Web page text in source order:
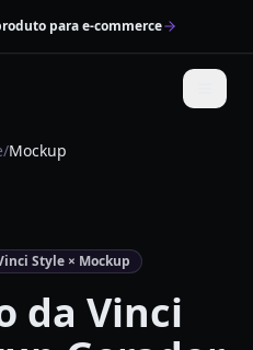
para e-commerce
/Mockup
Style × Mockup
da Vinci